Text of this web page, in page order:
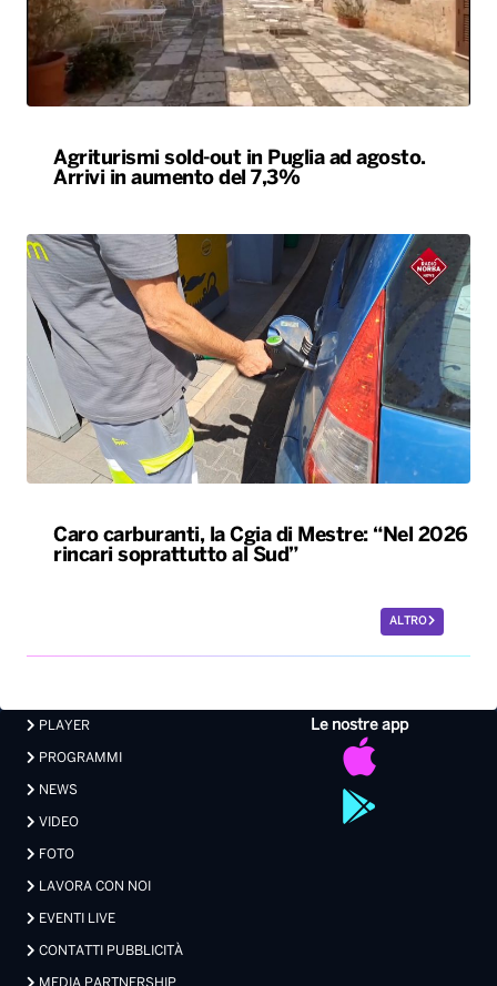
Agriturismi sold-out in Puglia ad agosto.
Arrivi in aumento del 7,3%
Caro carburanti, la Cgia di Mestre: “Nel 2026
rincari soprattutto al Sud”
ALTRO
Le nostre app
PLAYER
PROGRAMMI
NEWS
VIDEO
FOTO
LAVORA CON NOI
EVENTI LIVE
CONTATTI PUBBLICITÀ
MEDIA PARTNERSHIP